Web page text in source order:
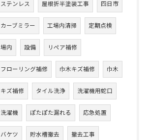
ステンレス 屋根折半塗装工事 四日市
カーブミラー 工場内清掃 定期点検
場内 設備 リペア補修
フローリング補修 巾木キズ補修 巾木
キズ補修 タイル洗浄 洗濯機用蛇口
洗濯機 ぽたぽた漏れる 応急処置
バケツ 貯水槽撤去 撤去工事